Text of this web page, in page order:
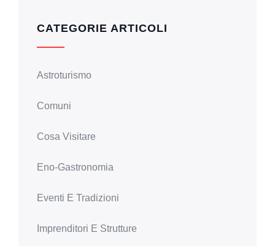
CATEGORIE ARTICOLI
Astroturismo
Comuni
Cosa Visitare
Eno-Gastronomia
Eventi E Tradizioni
Imprenditori E Strutture